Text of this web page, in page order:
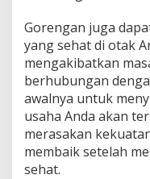
Gorengan juga
yang sehat di otak
mengakibatkan
berhubungan
awalnya untuk
usaha Anda akan
merasakan
membaik setelah
sehat.